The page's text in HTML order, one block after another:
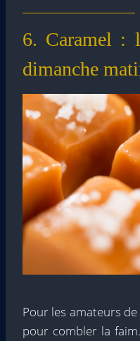
6. Caramel :
dimanche
Pour les amateurs
pour combler la